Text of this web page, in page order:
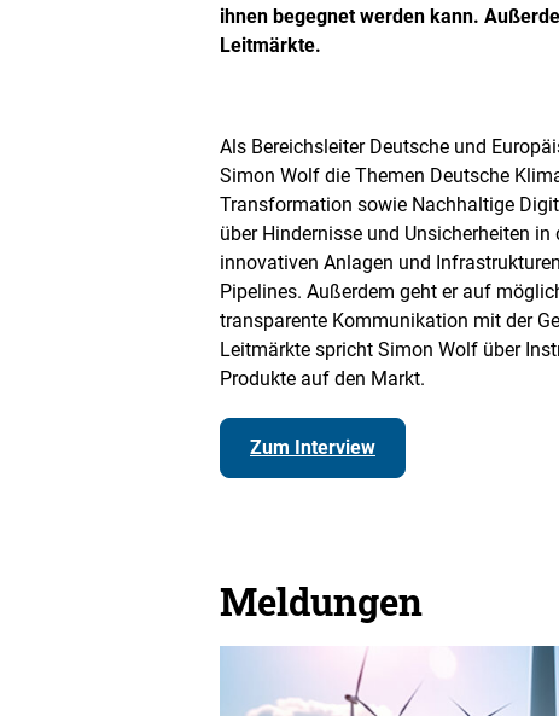
e
t
d
i
n
e
i
n
e
r
v
e
r
g
e
D
a
r
ihnen begegnet werden kann.
Leitmärkte.
Als Bereichsleiter Deutsche und
Simon Wolf die Themen Deutsche
Transformation sowie Nachhaltige
über Hindernisse und Unsicherheiten
innovativen Anlagen und
Pipelines. Außerdem geht er auf
transparente Kommunikation mit der
Leitmärkte spricht Simon Wolf über
Produkte auf den Markt.
Zum Interview
Meldungen